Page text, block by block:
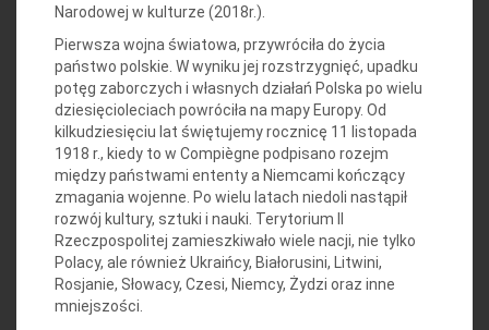
Narodowej w kulturze (2018r.).
Pierwsza wojna światowa, przywróciła do życia
państwo polskie. W wyniku jej rozstrzygnięć, upadku
potęg zaborczych i własnych działań Polska po wielu
dziesięcioleciach powróciła na mapy Europy. Od
kilkudziesięciu lat świętujemy rocznicę 11 listopada
1918 r., kiedy to w Compiègne podpisano rozejm
między państwami ententy a Niemcami kończący
zmagania wojenne. Po wielu latach niedoli nastąpił
rozwój kultury, sztuki i nauki. Terytorium II
Rzeczpospolitej zamieszkiwało wiele nacji, nie tylko
Polacy, ale również Ukraińcy, Białorusini, Litwini,
Rosjanie, Słowacy, Czesi, Niemcy, Żydzi oraz inne
mniejszości.